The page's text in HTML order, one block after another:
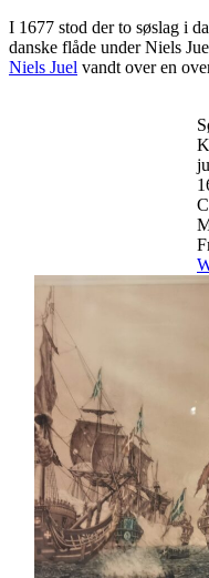
I 1677 stod der to søslag i
danske flåde under Niels
Niels Juel vandt over en